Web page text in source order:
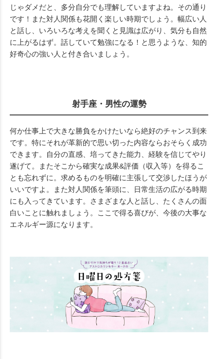
じゃダメだと、多分自分でも理解していますよね。その通り
です！また対人関係も花開く楽しい時期でしょう。幅広い人
と話し、いろいろな考えを聞くと見識は広がり、気分も自然
に上がるはず。話していて勉強になる！と思うような、知的
好奇心の強い人と付き合いましょう。
射手座・男性の運勢
何か仕事上で大きな勝負をかけたいなら絶好のチャンス到来
です。特にそれが革新的で思い切った内容ならおそらく成功
できます。自分の直感、培ってきた能力、経験を信じてやり
遂げて。またそこから確実な成果&評価（収入等）を得るこ
とも忘れずに。求めるものを明確に主張して交渉したほうが
いいですよ。また対人関係を筆頭に、日常生活の広がる時期
にも入ってきています。さまざまな人と話し、たくさんの面
白いことに触れましょう。ここで得る喜びが、今後の大事な
エネルギー源になります。